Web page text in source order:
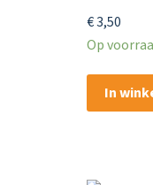
€3,50
Op
In